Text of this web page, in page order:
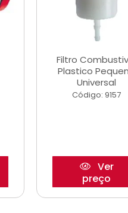
Filtro
Plastico
Universal
Código: 9157
Ver
preço